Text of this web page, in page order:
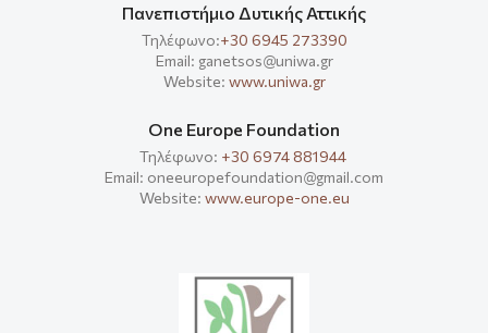
Πανεπιστήμιο Δυτικής Αττικής
Τηλέφωνο:+30 6945 273390
Email: ganetsos@uniwa.gr
Website: www.uniwa.gr
One Europe Foundation
Τηλέφωνο: +30 6974 881944
Email: oneeuropefoundation@gmail.com
Website: www.europe-one.eu